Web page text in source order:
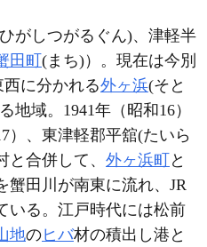
がしつがるぐん)、津軽半
田町(まち)）。現在は今別
に分かれる外ヶ浜(そと
地域。1941年（昭和16）
）、東津軽郡平舘(たいら
と合併して、 外ヶ浜町と
蟹田川が南東に流れ、JR
いる。江戸時代には松前
地のヒバ材の積出し港と